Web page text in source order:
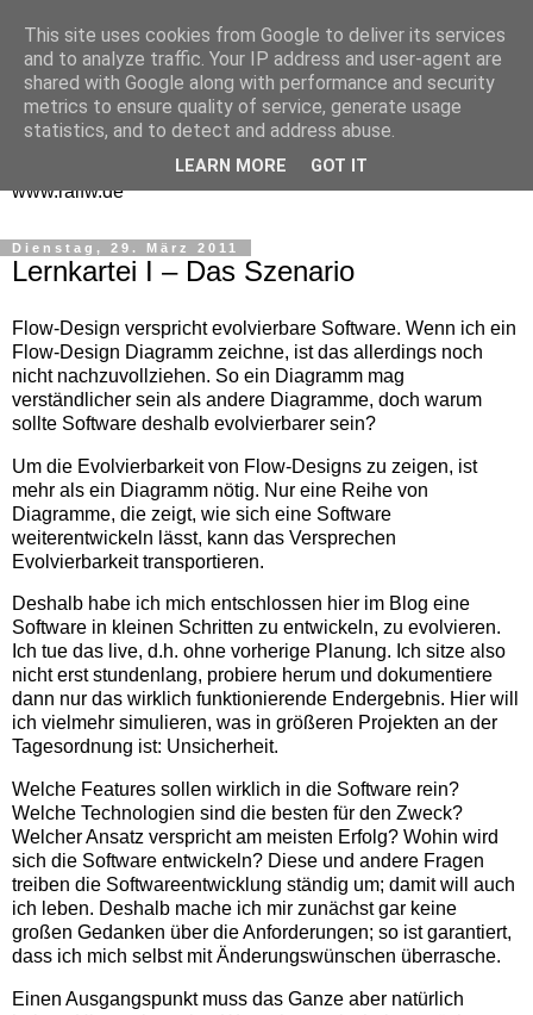
One Man Think Tank
Gedanken
Spontanes und Überlegtes aus meinem "Denkraum" -
www.ralfw.de
Dienstag, 29. März 2011
Lernkartei I – Das Szenario
Flow-Design verspricht evolvierbare Software. Wenn ich ein
Flow-Design Diagramm zeichne, ist das allerdings noch
nicht nachzuvollziehen. So ein Diagramm mag
verständlicher sein als andere Diagramme, doch warum
sollte Software deshalb evolvierbarer sein?
Um die Evolvierbarkeit von Flow-Designs zu zeigen, ist
mehr als ein Diagramm nötig. Nur eine Reihe von
Diagramme, die zeigt, wie sich eine Software
weiterentwickeln lässt, kann das Versprechen
Evolvierbarkeit transportieren.
Deshalb habe ich mich entschlossen hier im Blog eine
Software in kleinen Schritten zu entwickeln, zu evolvieren.
Ich tue das live, d.h. ohne vorherige Planung. Ich sitze also
nicht erst stundenlang, probiere herum und dokumentiere
dann nur das wirklich funktionierende Endergebnis. Hier will
ich vielmehr simulieren, was in größeren Projekten an der
Tagesordnung ist: Unsicherheit.
Welche Features sollen wirklich in die Software rein?
Welche Technologien sind die besten für den Zweck?
Welcher Ansatz verspricht am meisten Erfolg? Wohin wird
sich die Software entwickeln? Diese und andere Fragen
treiben die Softwareentwicklung ständig um; damit will auch
ich leben. Deshalb mache ich mir zunächst gar keine
großen Gedanken über die Anforderungen; so ist garantiert,
dass ich mich selbst mit Änderungswünschen überrasche.
Einen Ausgangspunkt muss das Ganze aber natürlich
This site uses cookies from Google to deliver its services
and to analyze traffic. Your IP address and user-agent are
shared with Google along with performance and security
metrics to ensure quality of service, generate usage
statistics, and to detect and address abuse.
LEARN MORE GOT IT